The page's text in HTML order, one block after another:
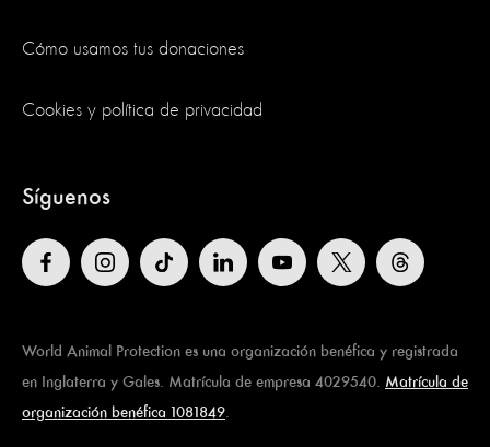
Cómo usamos tus donaciones
Cookies y política de privacidad
Síguenos
World Animal Protection es una organización benéfica y registrada
en Inglaterra y Gales. Matrícula de empresa 4029540. Matrícula de
organización benéfica 1081849.